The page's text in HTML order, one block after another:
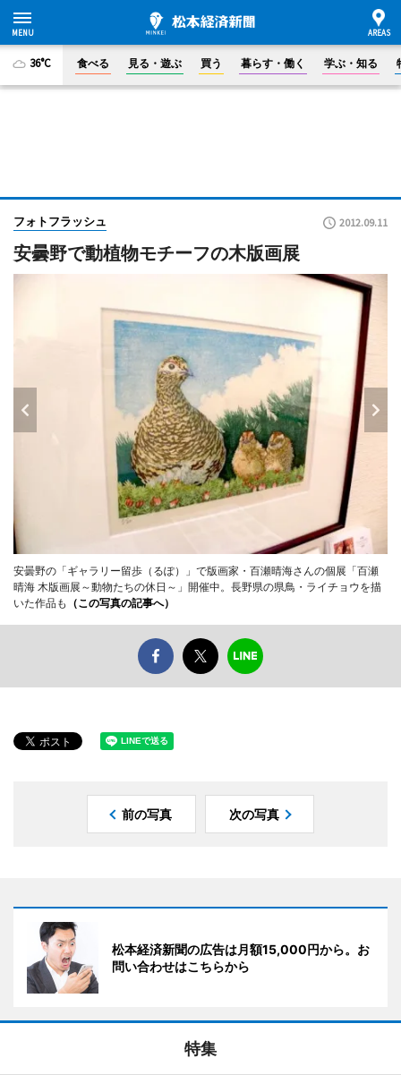
36°C 食べる 見る・遊ぶ 買う 暮らす・働く 学ぶ・知る
フォトフラッシュ 2012.09.11
安曇野で動植物モチーフの木版画展
安曇野の「ギャラリー留歩（るぽ）」で版画家・百瀬晴海さんの個展「百瀬
晴海 木版画展～動物たちの休日～」開催中。長野県の県鳥・ライチョウを描
いた作品も （この写真の記事へ）
前の写真 次の写真
松本経済新聞の広告は月額15,000円から。お
問い合わせはこちらから
特集